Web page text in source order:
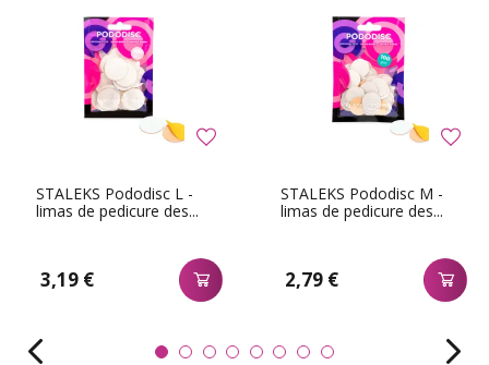
STALEKS Pododisc L -
limas de pedicure des...
3,19 €
STALEKS Pododisc M -
limas de pedicure des...
2,79 €